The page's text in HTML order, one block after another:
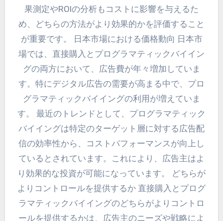
果測定やROIの分析もコストに影響を与えるた
め、どちらの方法がより効果的かを評価すること
が重要です。 日本市場における価格動向 日本市
場では、直接購入とプログラマティックバイイン
グの両方において、広告費が年々増加していま
す。特にデジタル広告の需要が高まる中で、プロ
グラマティックバイイングの利用が増えていま
す。 最近のトレンドとして、プログラマティック
バイイングは特定のターゲット層に対する広告配
信の効率性から、コストパフォーマンスが向上し
ているとされています。これにより、広告主はよ
り効果的な投資が可能になっています。 どちらが
よりコントロールを提供するか 直接購入とプログ
ラマティックバイイングのどちらがよりコントロ
ールを提供するかは、広告主のニーズや戦略によ